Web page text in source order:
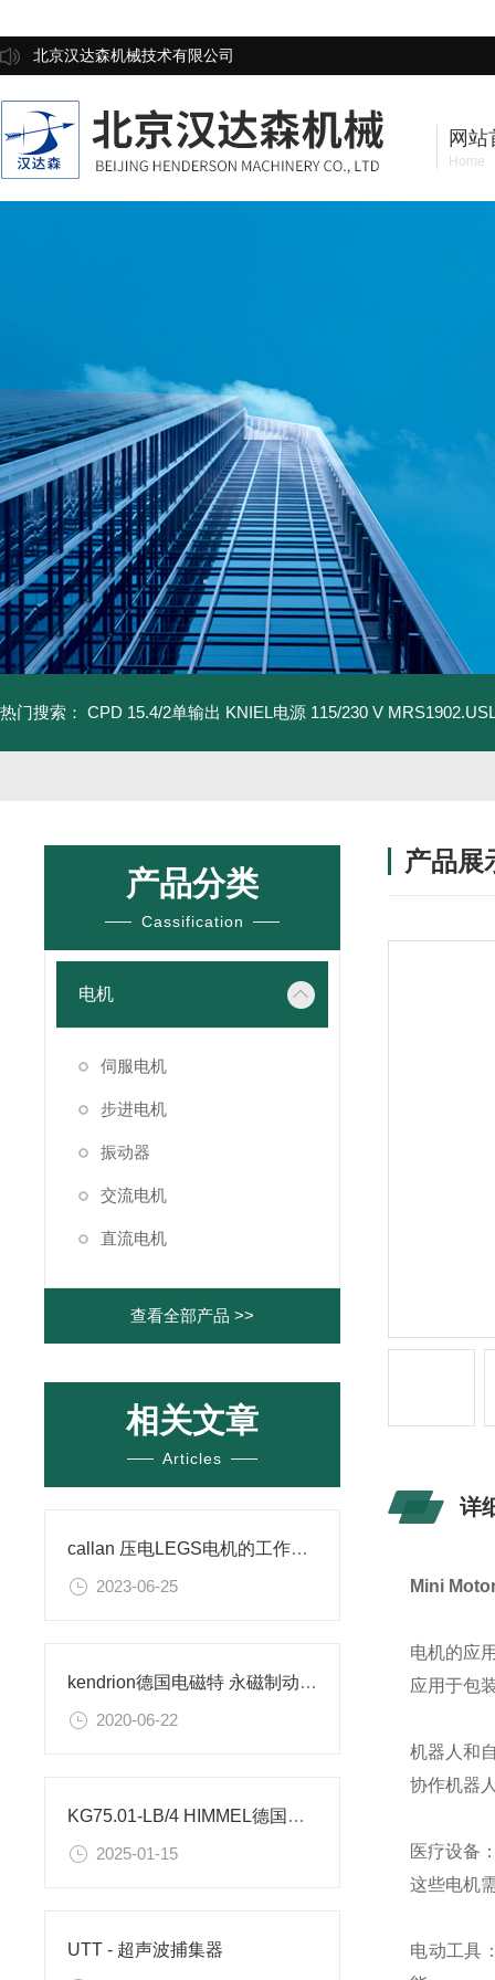
北京汉达森机械技术有限公司
网站
Home
热门搜索： CPD 15.4/2单输出 KNIEL电源 115/230 V
产品分类
Cassification
电机
伺服电机
步进电机
振动器
交流电机
直流电机
查看全部产品 >>
相关文章
Articles
callan 压电LEGS电机的工作原理
2023-06-25
kendrion德国电磁特 永磁制动器的特点
2020-06-22
KG75.01-LB/4 HIMMEL德国电机使用范围及领域
2025-01-15
UTT - 超声波捕集器
产品展
详
Mini
电机的应
应用于包
机器人和
协作机器
医疗设备
这些电机
电动工具